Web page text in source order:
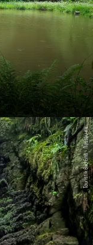
Touristik Bad Ems - Nassau e.V.